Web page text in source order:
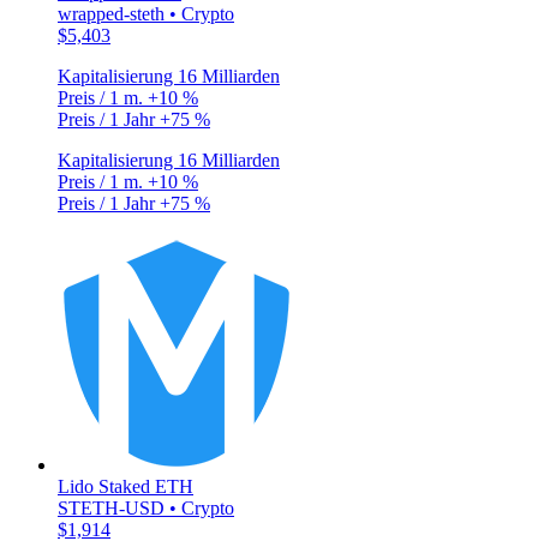
wrapped-steth • Crypto
$5,403
Kapitalisierung 16 Milliarden
Preis / 1 m. +10 %
Preis / 1 Jahr+75 %
Kapitalisierung 16 Milliarden
Preis / 1 m. +10 %
Preis / 1 Jahr+75 %
Lido Staked ETH
STETH-USD • Crypto
$1,914